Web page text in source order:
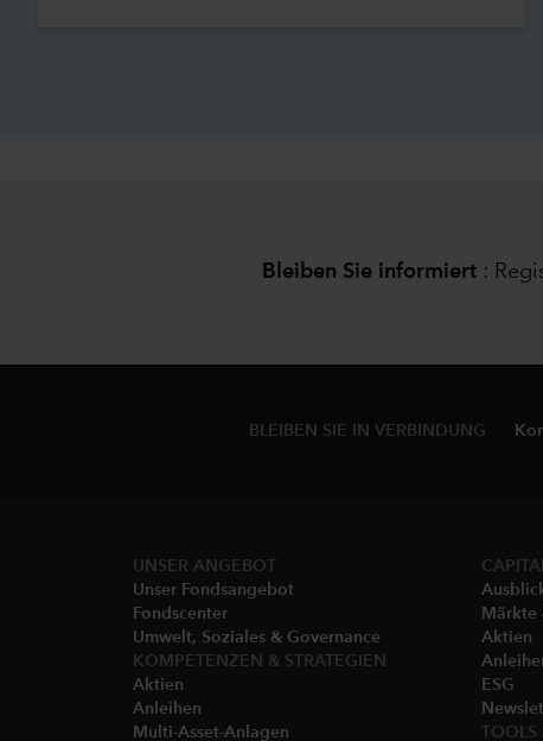
Bleiben Sie informiert :
BLEIBEN SIE IN VERBINDUNG
UNSER ANGEBOT
Unser Fondsangebot
Fondscenter
Umwelt, Soziales & Governance
KOMPETENZEN & STRATEGIEN
Aktien
Anleihen
Multi-Asset-Anlagen
Märkte
Aktien
ESG